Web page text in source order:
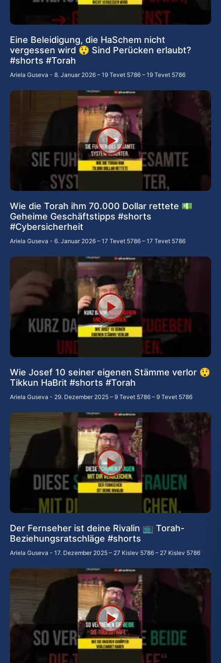
Eine Beleidigung, die HaSchem nicht
vergessen wird 😲 Sind Perücken erlaubt?
#shorts #Torah
Ariela Guseva 8. Januar 2026 – 19 Tevet 5786 – 19 Tevet 5786
Wie die Torah ihm 70.000 Dollar rettete 💵
Geheime Geschäftstipps #shorts
#Cybersicherheit
Ariela Guseva 6. Januar 2026 – 17 Tevet 5786 – 17 Tevet 5786
Wie Josef 10 seiner eigenen Stämme verlor 😲
Tikkun HaBrit #shorts #Torah
Ariela Guseva 29. Dezember 2025 – 9 Tevet 5786 – 9 Tevet 5786
Der Fernseher ist deine Rivalin 📺 Torah-
Beziehungsratschläge #shorts
Ariela Guseva 17. Dezember 2025 – 27 Kislev 5786 – 27 Kislev 5786